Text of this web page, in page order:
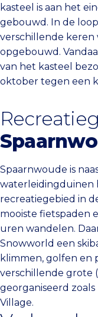
kasteel is aan het
gebouwd. In de
verschillende keren
opgebouwd.
van het kasteel
oktober tegen een
Spaarnwoude is
waterleidingduinen
recreatiegebied in
mooiste fietspaden
uren wandelen.
Snowworld een
klimmen, golfen en
verschillende grote
georganiseerd zoals
Village.